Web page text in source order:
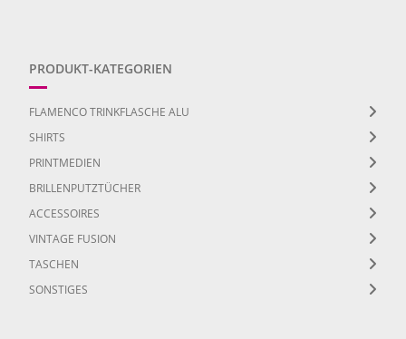
PRODUKT-KATEGORIEN
FLAMENCO TRINKFLASCHE ALU
SHIRTS
PRINTMEDIEN
BRILLENPUTZTÜCHER
ACCESSOIRES
VINTAGE FUSION
TASCHEN
SONSTIGES